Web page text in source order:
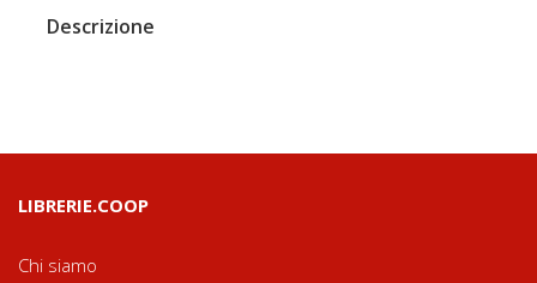
Descrizione
LIBRERIE.COOP
Chi siamo